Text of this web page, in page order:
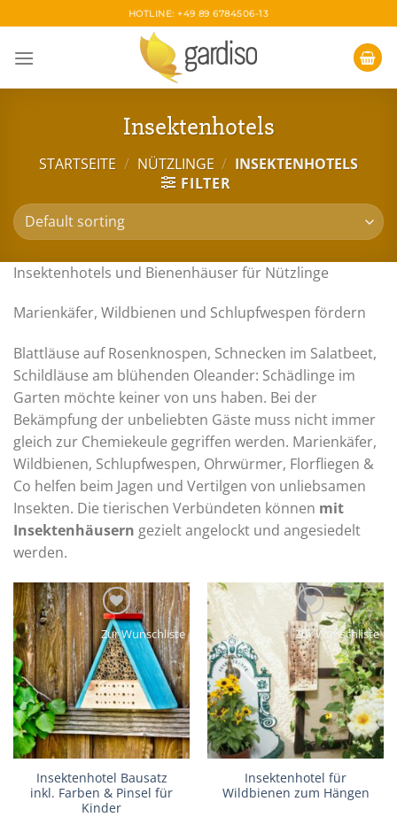
to
content
HOTLINE: +49 89 6784506-13
Insektenhotels
STARTSEITE / NÜTZLINGE / INSEKTENHOTELS
FILTER
Insektenhotels und Bienenhäuser für Nützlinge
Marienkäfer, Wildbienen und Schlupfwespen fördern
Blattläuse auf Rosenknospen, Schnecken im Salatbeet,
Schildläuse am blühenden Oleander: Schädlinge im
Garten möchte keiner von uns haben. Bei der
Bekämpfung der unbeliebten Gäste muss nicht immer
gleich zur Chemiekeule gegriffen werden. Marienkäfer,
Wildbienen, Schlupfwespen, Ohrwürmer, Florfliegen &
Co helfen beim Jagen und Vertilgen von unliebsamen
Insekten. Die tierischen Verbündeten können mit
Insektenhäusern gezielt angelockt und angesiedelt
werden.
Zur Wunschliste
Insektenhotel Bausatz
inkl. Farben & Pinsel für
Kinder
Zur Wunschliste
Insektenhotel für
Wildbienen zum Hängen